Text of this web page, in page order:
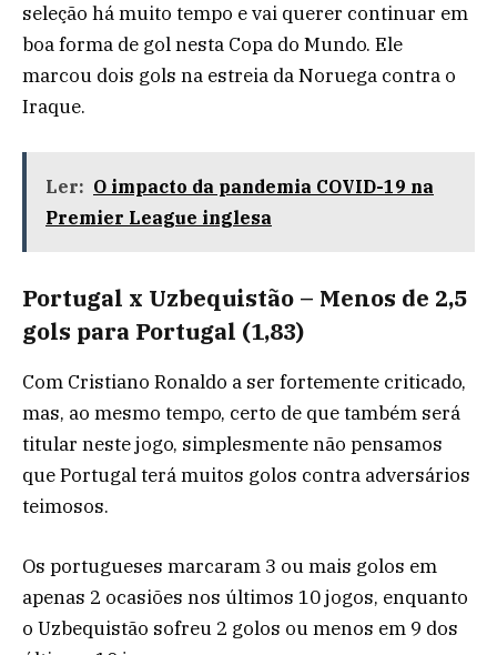
seleção há muito tempo e vai querer continuar em
boa forma de gol nesta Copa do Mundo. Ele
marcou dois gols na estreia da Noruega contra o
Iraque.
Ler: O impacto da pandemia COVID-19 na
Premier League inglesa
Portugal x Uzbequistão – Menos de 2,5
gols para Portugal (1,83)
Com Cristiano Ronaldo a ser fortemente criticado,
mas, ao mesmo tempo, certo de que também será
titular neste jogo, simplesmente não pensamos
que Portugal terá muitos golos contra adversários
teimosos.
Os portugueses marcaram 3 ou mais golos em
apenas 2 ocasiões nos últimos 10 jogos, enquanto
o Uzbequistão sofreu 2 golos ou menos em 9 dos